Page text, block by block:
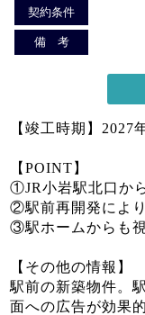
契約条件
備 考
【竣工時期】2027
【POINT】
①JR小岩駅北口か
②駅前再開発によ
③駅ホームからも
【その他の情報】
駅前の新築物件。
面への広告が効果的